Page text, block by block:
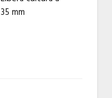
35 mm